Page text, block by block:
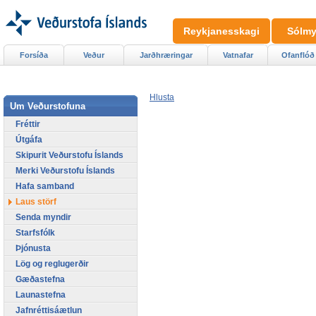
Hlusta
Forsíða Veður Jarðhræringar Vatnafar Ofanflóð
Um Veðurstofuna
Fréttir
Útgáfa
Skipurit Veðurstofu Íslands
Merki Veðurstofu Íslands
Hafa samband
Laus störf
Senda myndir
Starfsfólk
Þjónusta
Lög og reglugerðir
Gæðastefna
Launastefna
Jafnréttisáætlun
Reykjanesskagi